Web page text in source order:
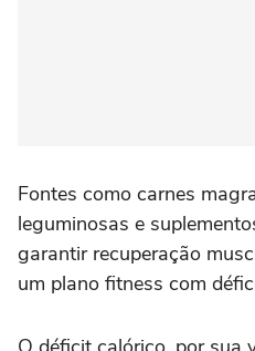
Fontes como carnes
leguminosas e
garantir recuperação
um plano fitness com